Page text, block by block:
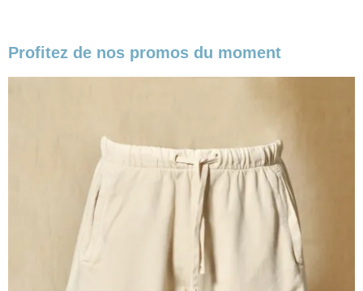
Profitez de nos promos du moment